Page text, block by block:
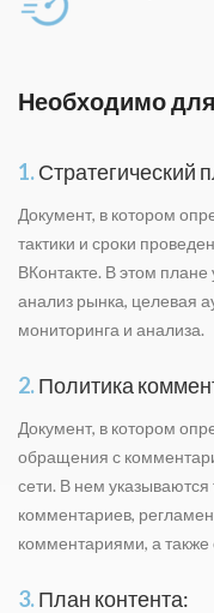
Необходимо
1.Стратегический
Документ, в котором
тактики и сроки
ВКонтакте. В этом
анализ рынка, целевая
мониторинга и анализа.
2.Политика
Документ, в котором
обращения с
сети. В нем
комментариев,
комментариями, а
3.План контента: